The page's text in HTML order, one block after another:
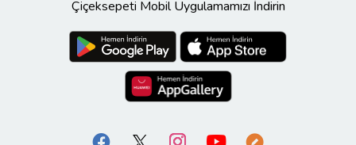
Çiçeksepeti Mobil Uygulamamızı İndirin